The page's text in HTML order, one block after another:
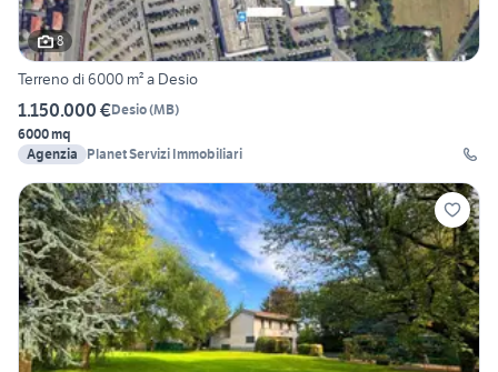
8
Terreno di 6000 m² a Desio
1.150.000 €Desio(MB)
6000 mq
Agenzia
Planet Servizi Immobiliari